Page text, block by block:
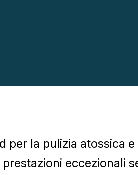
per la pulizia atossica
eccezionali